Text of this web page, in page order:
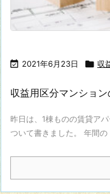
 2021年6月23日  収
収益用区分マンショ
昨日は、1棟ものの賃貸ア
ついて書きました。 年間の